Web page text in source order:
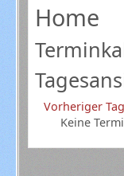
Home
Vorheriger Tag
Keine